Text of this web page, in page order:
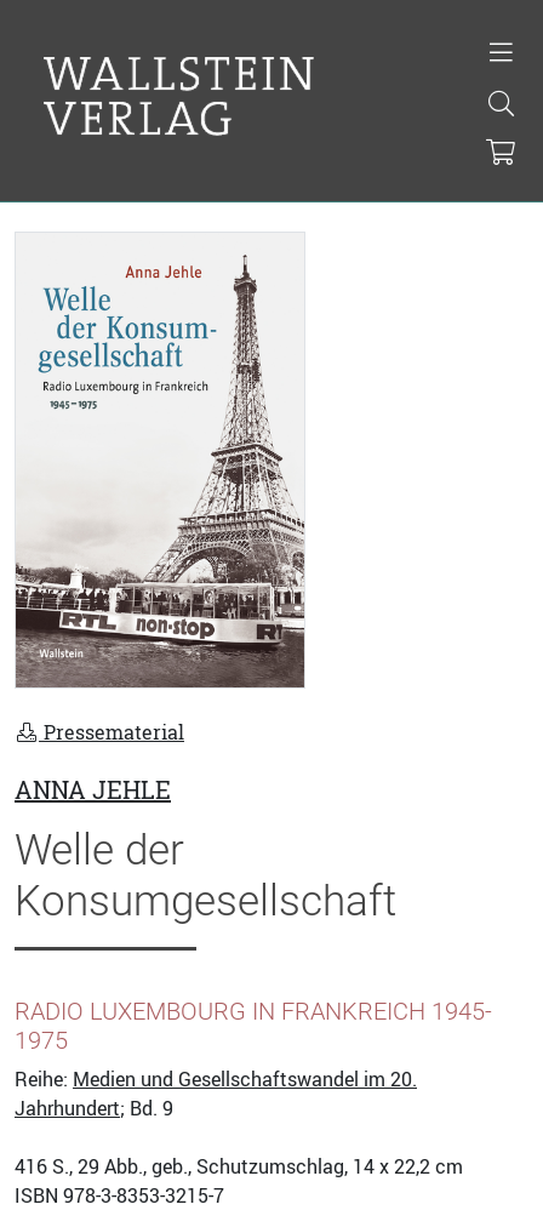
Pressematerial
ANNA JEHLE
Welle der
Konsumgesellschaft
RADIO LUXEMBOURG IN FRANKREICH 1945-
1975
Reihe: Medien und Gesellschaftswandel im 20.
Jahrhundert; Bd. 9
416 S., 29 Abb., geb., Schutzumschlag, 14 x 22,2 cm
ISBN 978-3-8353-3215-7